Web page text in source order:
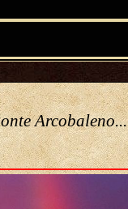
Arcobaleno...